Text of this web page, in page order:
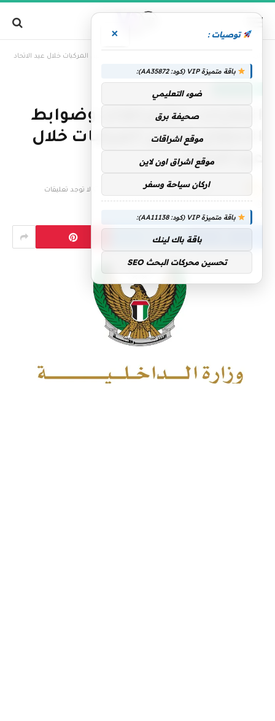
الإمارات.. اشتراطات وضوابط الاحتفال وتزيين المركبات خلال عيد الاتحاد
الإمارات.. اشتراطات وضوابط
الاحتفال وتزيين المركبات خلال
عيد الاتحاد
فريق التحرير 25 نوفمبر، 2025 لا توجد تعليقات
توصيات : ×
باقة متميزة VIP (كود: AA35872):
ضوء التعليمي
صحيفة برق
موقع اشراقات
موقع اشراق اون لاين
اركان سياحة وسفر
باقة متميزة VIP (كود: AA11138):
باقة باك لينك
تحسين محركات البحث SEO